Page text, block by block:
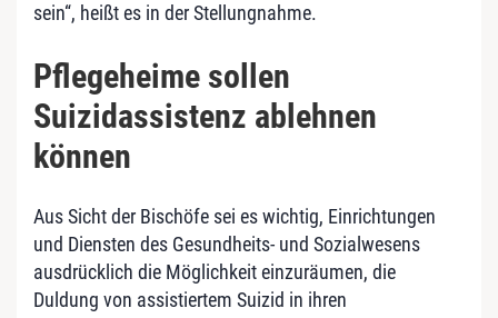
sein“, heißt es in der Stellungnahme.
Pflegeheime sollen
Suizidassistenz ablehnen
können
Aus Sicht der Bischöfe sei es wichtig, Einrichtungen
und Diensten des Gesundheits- und Sozialwesens
ausdrücklich die Möglichkeit einzuräumen, die
Duldung von assistiertem Suizid in ihren